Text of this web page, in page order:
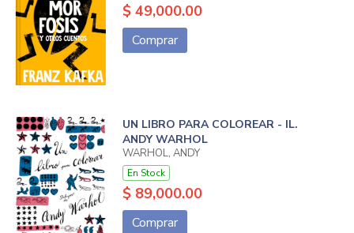
$ 49,000.00
Comprar
UN LIBRO PARA COLOREAR - IL.
ANDY WARHOL
WARHOL, ANDY
En Stock
$ 89,000.00
Comprar